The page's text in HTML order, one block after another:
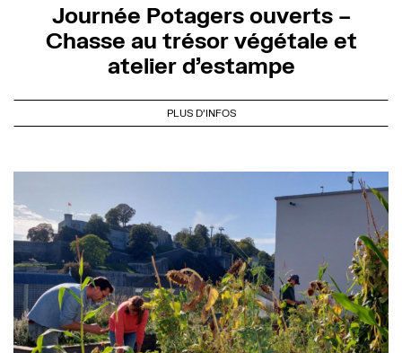
Journée Potagers ouverts –
Chasse au trésor végétale et
atelier d’estampe
PLUS D'INFOS